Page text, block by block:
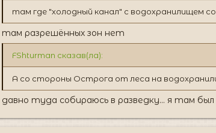
там где "холодный канал" с водохранилищем
там разрешённых зон нет
FShturman сказав(ла):
А со стороны Острога от леса на
давно туда собираюсь в разведку... я там